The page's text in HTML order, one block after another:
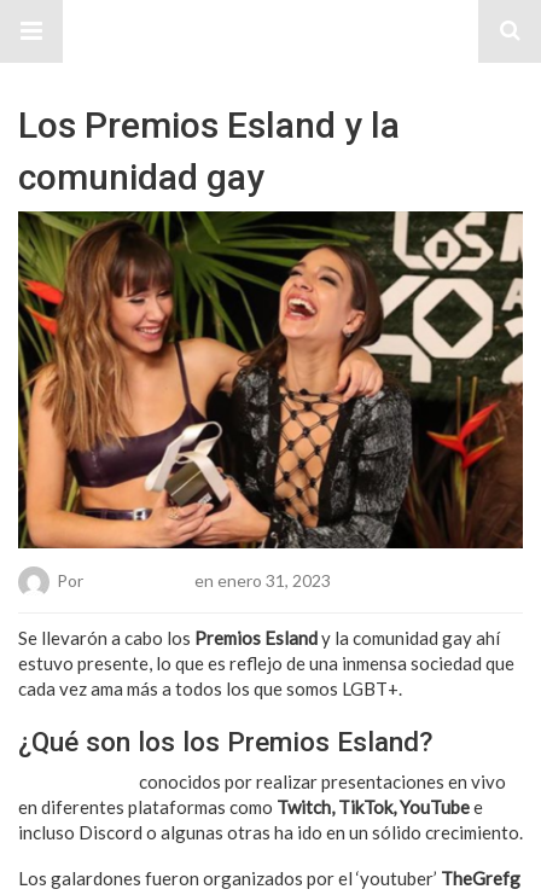
Los Premios Esland y la
comunidad gay
Por en enero 31, 2023
Se llevarón a cabo los Premios Eslandy la comunidad gay ahí
estuvo presente, lo que es reflejo de una inmensa sociedad que
cada vez ama más a todos los que somos LGBT+.
¿Qué son los los Premios Esland?
conocidos por realizar presentaciones en vivo
en diferentes plataformas como Twitch, TikTok, YouTubee
incluso Discord o algunas otras ha ido en un sólido crecimiento.
Los galardones fueron organizados por el ‘youtuber’ TheGrefg